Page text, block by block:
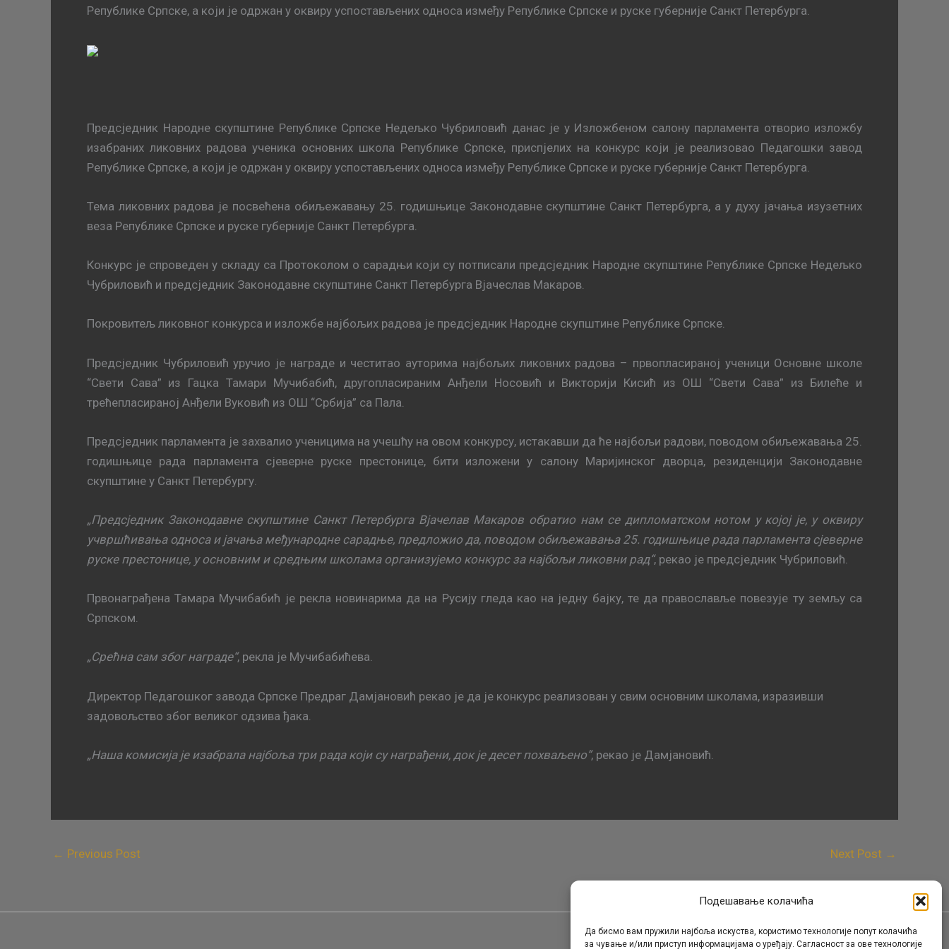
Подешавање колачића
Да бисмо вам пружили најбоља искуства, користимо технологије попут колачића
за чување и/или приступ информацијама о уређају. Сагласност за ове технологије
Републике Српске, а који је одржан у оквиру успостављених односа између Републике Српске и руске губерније Санкт Петербурга.
Предсједник Народне скупштине Републике Српске Недељко Чубриловић данас је у Изложбеном салону парламента отворио изложбу
изабраних ликовних радова ученика основних школа Републике Српске, приспјелих на конкурс који је реализовао Педагошки завод
Републике Српске, а који је одржан у оквиру успостављених односа између Републике Српске и руске губерније Санкт Петербурга.
Тема ликовних радова је посвећена обиљежавању 25. годишњице Законодавне скупштине Санкт Петербурга, а у духу јачања изузетних
веза Републике Српске и руске губерније Санкт Петербурга.
Конкурс је спроведен у складу са Протоколом о сарадњи који су потписали предсједник Народне скупштине Републике Српске Недељко
Чубриловић и предсједник Законодавне скупштине Санкт Петербурга Вјачеслав Макаров.
Покровитељ ликовног конкурса и изложбе најбољих радова је предсједник Народне скупштине Републике Српске.
Предсједник Чубриловић уручио је награде и честитао ауторима најбољих ликовних радова – првопласираној ученици Основне школе
“Свети Сава” из Гацка Тамари Мучибабић, другопласираним Анђели Носовић и Викторији Кисић из ОШ “Свети Сава” из Билеће и
трећепласираној Анђели Вуковић из ОШ “Србија” са Пала.
Предсједник парламента је захвалио ученицима на учешћу на овом конкурсу, истакавши да ће најбољи радови, поводом обиљежавања 25.
годишњице рада парламента сјеверне руске престонице, бити изложени у салону Маријинског дворца, резиденцији Законодавне
скупштине у Санкт Петербургу.
„Предсједник Законодавне скупштине Санкт Петербурга Вјачелав Макаров обратио нам се дипломатском нотом у којој је, у оквиру
учвршћивања односа и јачања међународне сарадње, предложио да, поводом обиљежавања 25. годишњице рада парламента сјеверне
руске престонице, у основним и средњим школама организујемо конкурс за најбољи ликовни рад“, рекао је предсједник Чубриловић.
Првонаграђена Тамара Мучибабић је рекла новинарима да на Русију гледа као на једну бајку, те да православље повезује ту земљу са
Српском.
„Срећна сам због награде“, рекла је Мучибабићева.
Директор Педагошког завода Српске Предраг Дамјановић рекао је да је конкурс реализован у свим основним школама, изразивши
задовољство због великог одзива ђака.
„Наша комисија је изабрала најбоља три рада који су награђени, док је десет похваљено”, рекао је Дамјановић.
← Previous Post Next Post →